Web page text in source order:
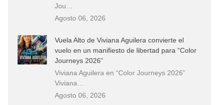
Jou…
Agosto 06, 2026
Vuela Alto de Viviana Aguilera convierte el
vuelo en un manifiesto de libertad para “Color
Journeys 2026”
Viviana Aguilera en “Color Journeys 2026”
Viviana…
Agosto 06, 2026